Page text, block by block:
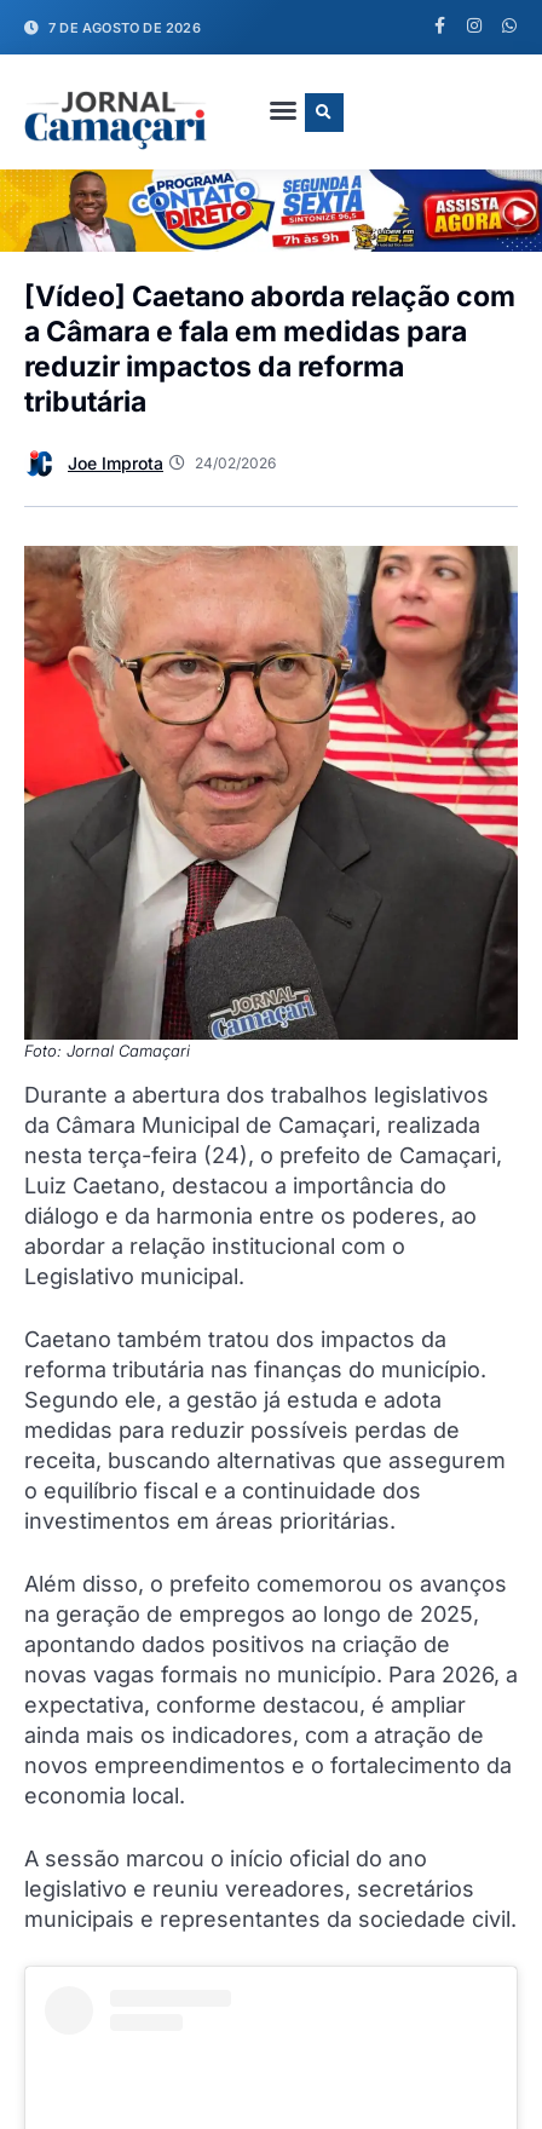
7 DE AGOSTO DE 2026
[Vídeo] Caetano aborda relação com
a Câmara e fala em medidas para
reduzir impactos da reforma
tributária
Joe Improta 24/02/2026
Foto: Jornal Camaçari
Durante a abertura dos trabalhos legislativos
da Câmara Municipal de Camaçari, realizada
nesta terça-feira (24), o prefeito de Camaçari,
Luiz Caetano, destacou a importância do
diálogo e da harmonia entre os poderes, ao
abordar a relação institucional com o
Legislativo municipal.
Caetano também tratou dos impactos da
reforma tributária nas finanças do município.
Segundo ele, a gestão já estuda e adota
medidas para reduzir possíveis perdas de
receita, buscando alternativas que assegurem
o equilíbrio fiscal e a continuidade dos
investimentos em áreas prioritárias.
Além disso, o prefeito comemorou os avanços
na geração de empregos ao longo de 2025,
apontando dados positivos na criação de
novas vagas formais no município. Para 2026, a
expectativa, conforme destacou, é ampliar
ainda mais os indicadores, com a atração de
novos empreendimentos e o fortalecimento da
economia local.
A sessão marcou o início oficial do ano
legislativo e reuniu vereadores, secretários
municipais e representantes da sociedade civil.